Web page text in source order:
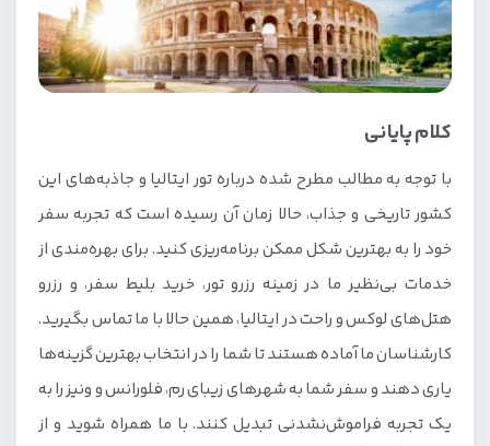
کلام پایانی
با توجه به مطالب مطرح شده درباره تور ایتالیا و جاذبه‌های این
کشور تاریخی و جذاب، حالا زمان آن رسیده است که تجربه سفر
خود را به بهترین شکل ممکن برنامه‌ریزی کنید. برای بهره‌مندی از
خدمات بی‌نظیر ما در زمینه رزرو تور، خرید بلیط سفر، و رزرو
هتل‌های لوکس و راحت در ایتالیا، همین حالا با ما تماس بگیرید.
کارشناسان ما آماده هستند تا شما را در انتخاب بهترین گزینه‌ها
یاری دهند و سفر شما به شهرهای زیبای رم، فلورانس و ونیز را به
یک تجربه فراموش‌نشدنی تبدیل کنند. با ما همراه شوید و از